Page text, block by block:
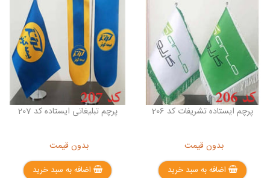
پرچم ایستاده تشریفات کد 206
بدون قیمت
اضافه به سبد خرید
پرچم تبلیغاتی ایستاده کد 207
بدون قیمت
اضافه به سبد خرید